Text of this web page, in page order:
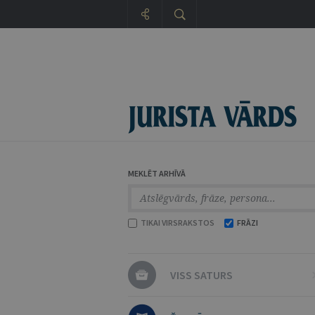
MEKLĒT ARHĪVĀ
TIKAI VIRSRAKSTOS FRĀZI
VISS SATURS